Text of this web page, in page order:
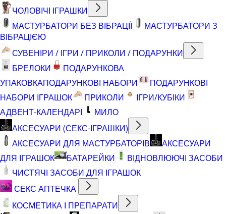
ЧОЛОВІЧІ ІГРАШКИ
МАСТУРБАТОРИ БЕЗ ВІБРАЦІЇ
МАСТУРБАТОРИ З
ВІБРАЦІЄЮ
СУВЕНІРИ / ІГРИ / ПРИКОЛИ / ПОДАРУНКИ
БРЕЛОКИ
ПОДАРУНКОВА
УПАКОВКАПОДАРУНКОВІ НАБОРИ
ПОДАРУНКОВІ
НАБОРИ ІГРАШОК
ПРИКОЛИ
ІГРИ/КУБІКИ
АДВЕНТ-КАЛЕНДАРІ
МИЛО
АКСЕСУАРИ (СЕКС-ІГРАШКИ)
АКСЕСУАРИ ДЛЯ МАСТУРБАТОРІВ
АКСЕСУАРИ
ДЛЯ ІГРАШОК
БАТАРЕЙКИ
ВІДНОВЛЮЮЧІ ЗАСОБИ
ЧИСТЯЧІ ЗАСОБИ ДЛЯ ІГРАШОК
СЕКС АПТЕЧКА
КОСМЕТИКА І ПРЕПАРАТИ